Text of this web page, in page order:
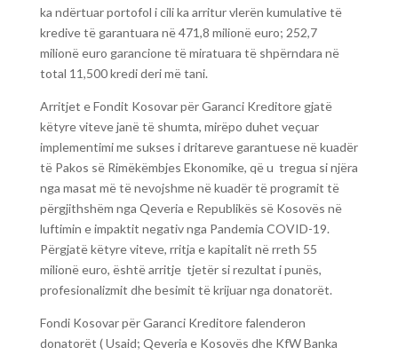
ka ndërtuar portofol i cili ka arritur vlerën kumulative të
kredive të garantuara në 471,8 milionë euro; 252,7
milionë euro garancione të miratuara të shpërndara në
total 11,500 kredi deri më tani.
Arritjet e Fondit Kosovar për Garanci Kreditore gjatë
këtyre viteve janë të shumta, mirëpo duhet veçuar
implementimi me sukses i dritareve garantuese në kuadër
të Pakos së Rimëkëmbjes Ekonomike, që u tregua si njëra
nga masat më të nevojshme në kuadër të programit të
përgjithshëm nga Qeveria e Republikës së Kosovës në
luftimin e impaktit negativ nga Pandemia COVID-19.
Përgjatë këtyre viteve, rritja e kapitalit në rreth 55
milionë euro, është arritje tjetër si rezultat i punës,
profesionalizmit dhe besimit të krijuar nga donatorët.
Fondi Kosovar për Garanci Kreditore falenderon
donatorët ( Usaid; Qeveria e Kosovës dhe KfW Banka